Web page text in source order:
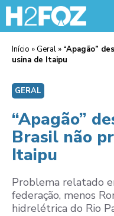
Início » Geral » “Apagão”
usina de Itaipu
GERAL
“Apagão”
Brasil não
Itaipu
Problema relatado
federação, menos
hidrelétrica do Rio